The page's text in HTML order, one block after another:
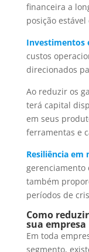
financeira a
posição estável
Investimentos
custos
direcionados
Ao reduzir os
terá capital
em seus
ferramentas e
Resiliência em
gerenciamento
também
períodos de
Como
sua empresa
Em toda
segmento,